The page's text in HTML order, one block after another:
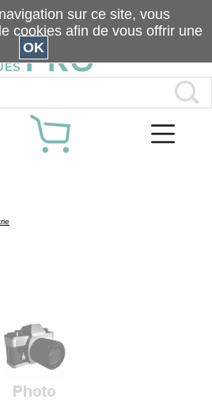
sur ce site, vous
cookies afin de vous offrir une
OK